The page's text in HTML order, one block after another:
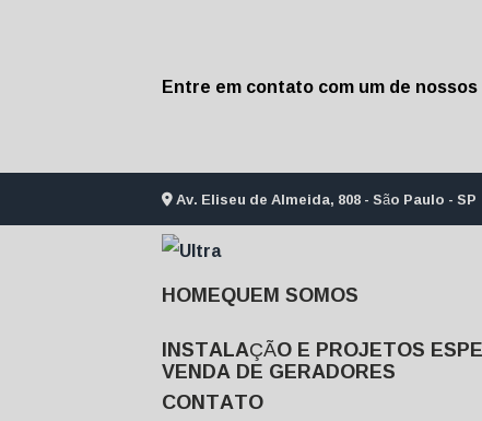
Entre em contato com um de
Av. Eliseu de Almeida, 808 - São Paulo - SP
HOME QUEM SOMOS
INSTALAÇÃO E PROJETOS
VENDA DE GERADORES
CONTATO